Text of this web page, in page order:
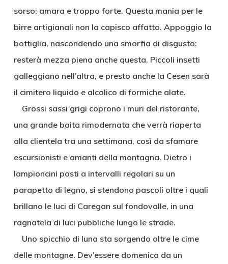
sorso: amara e troppo forte. Questa mania per le
birre artigianali non la capisco affatto. Appoggio la
bottiglia, nascondendo una smorfia di disgusto:
resterà mezza piena anche questa. Piccoli insetti
galleggiano nell’altra, e presto anche la Cesen sarà
il cimitero liquido e alcolico di formiche alate.
Grossi sassi grigi coprono i muri del ristorante,
una grande baita rimodernata che verrà riaperta
alla clientela tra una settimana, così da sfamare
escursionisti e amanti della montagna. Dietro i
lampioncini posti a intervalli regolari su un
parapetto di legno, si stendono pascoli oltre i quali
brillano le luci di Caregan sul fondovalle, in una
ragnatela di luci pubbliche lungo le strade.
Uno spicchio di luna sta sorgendo oltre le cime
delle montagne. Dev’essere domenica da un